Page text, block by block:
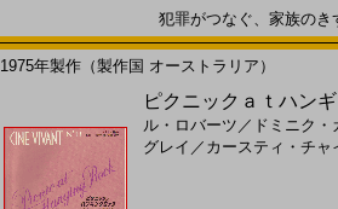
犯罪がつなぐ、家族の
1975年製作（製作国 オーストラリア）
ピクニックａｔハン
ル・ロバーツ ／ ドミニク・
グレイ ／ カースティ・チャ